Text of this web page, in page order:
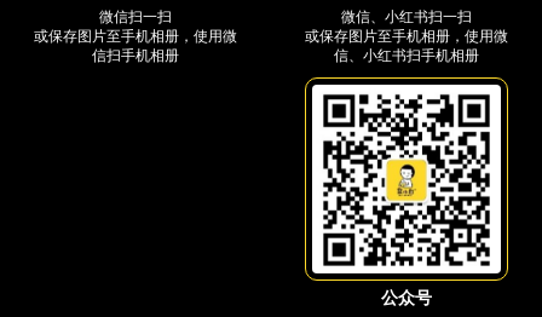
微信扫一扫
或保存图片至手机相册，使用微
信扫手机相册
微信、小红书扫一扫
或保存图片至手机相册，使用微
信、小红书扫手机相册
公众号